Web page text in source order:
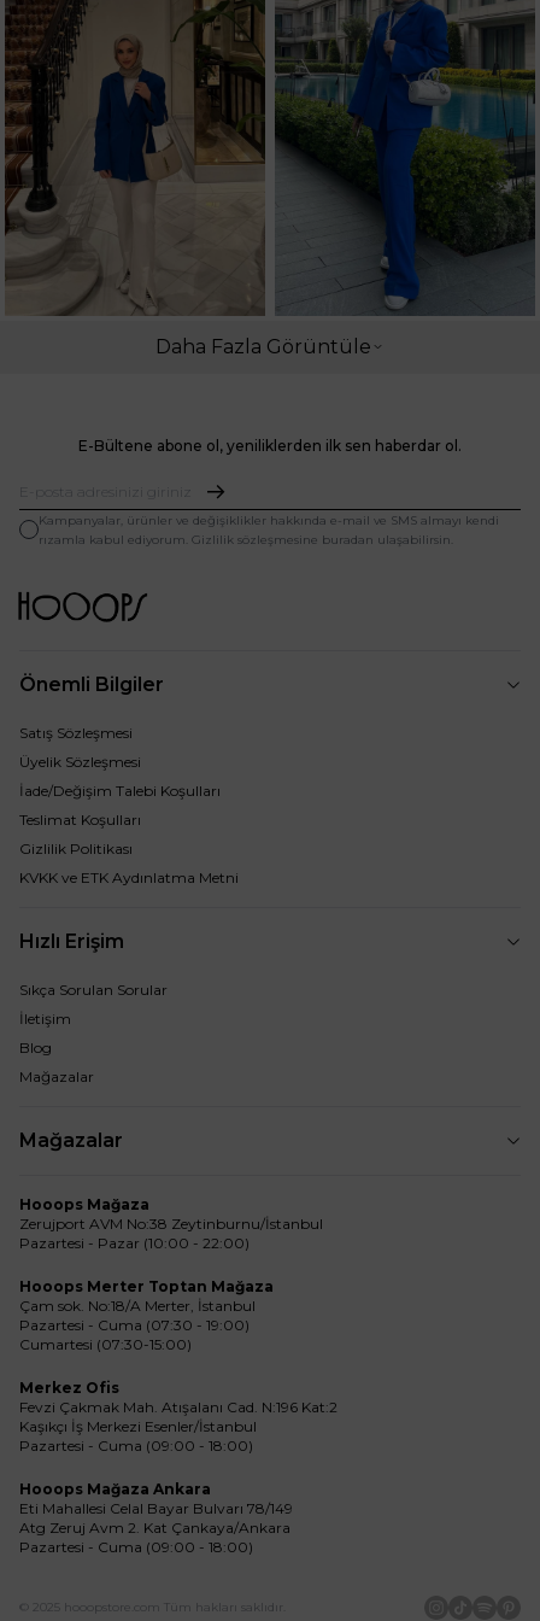
Daha Fazla Görüntüle
E-Bültene abone ol, yeniliklerden ilk sen haberdar ol.
Kampanyalar, ürünler ve değişiklikler hakkında e-mail ve SMS almayı kendi
rızamla kabul ediyorum. Gizlilik sözleşmesine buradan ulaşabilirsin.
Önemli Bilgiler
Satış Sözleşmesi
Üyelik Sözleşmesi
İade/Değişim Talebi Koşulları
Teslimat Koşulları
Gizlilik Politikası
KVKK ve ETK Aydınlatma Metni
Hızlı Erişim
Sıkça Sorulan Sorular
İletişim
Blog
Mağazalar
Mağazalar
Hooops Mağaza
Zerujport AVM No:38 Zeytinburnu/İstanbul
Pazartesi - Pazar (10:00 - 22:00)
Hooops Merter Toptan Mağaza
Çam sok. No:18/A Merter, İstanbul
Pazartesi - Cuma (07:30 - 19:00)
Cumartesi (07:30-15:00)
Merkez Ofis
Fevzi Çakmak Mah. Atışalanı Cad. N:196 Kat:2
Kaşıkçı İş Merkezi Esenler/İstanbul
Pazartesi - Cuma (09:00 - 18:00)
Hooops Mağaza Ankara
Eti Mahallesi Celal Bayar Bulvarı 78/149
Atg Zeruj Avm 2. Kat Çankaya/Ankara
Pazartesi - Cuma (09:00 - 18:00)
© 2025 hooopstore.com Tüm hakları saklıdır.